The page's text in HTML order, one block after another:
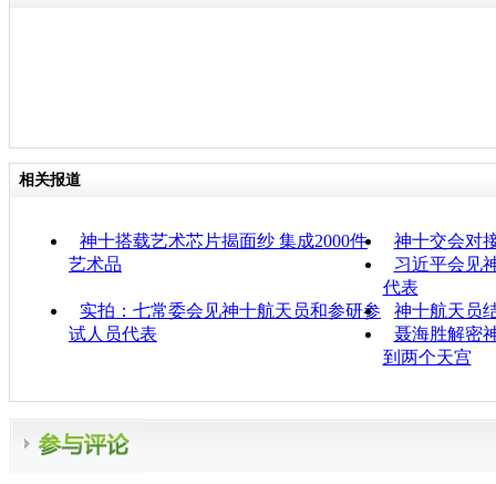
相关报道
神十搭载艺术芯片揭面纱 集成2000件
艺术品
神十交会对
习近平会见
代表
实拍：七常委会见神十航天员和参研参
试人员代表
神十航天员
聂海胜解密
到两个天宫